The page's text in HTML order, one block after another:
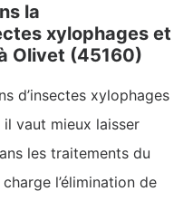
la
xylophages et
Olivet (45160)
d’insectes xylophages
vaut mieux laisser
les traitements du
l’élimination de